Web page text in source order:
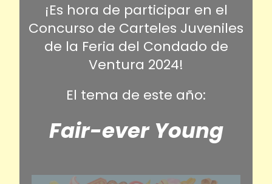
¡Es hora de participar en el
Concurso de Carteles Juveniles
de la Feria del Condado de
Ventura 2024!
El tema de este año:
Fair-ever Young